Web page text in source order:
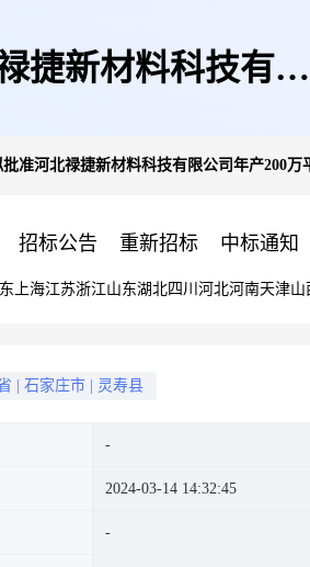
捷新材料科技有限
批准河北禄捷新材料科技有限公司年产200
招标公告 重新招标 中标通知
上海江苏浙江山东湖北四川 河北河南天津山
石家庄市 灵寿县
2024-03-14 14:32:45